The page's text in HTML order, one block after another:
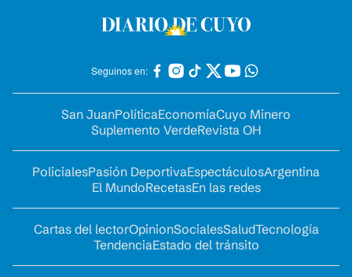
Seguinos en:
San JuanPolíticaEconomíaCuyo Minero
Suplemento VerdeRevista OH
PolicialesPasión DeportivaEspectáculosArgentina
El MundoRecetasEn las redes
Cartas del lectorOpinionSocialesSaludTecnología
TendenciaEstado del tránsito